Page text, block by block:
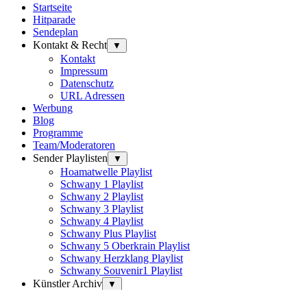
Startseite
Hitparade
Sendeplan
Kontakt & Recht
▼
Kontakt
Impressum
Datenschutz
URL Adressen
Werbung
Blog
Programme
Team/Moderatoren
Sender Playlisten
▼
Hoamatwelle Playlist
Schwany 1 Playlist
Schwany 2 Playlist
Schwany 3 Playlist
Schwany 4 Playlist
Schwany Plus Playlist
Schwany 5 Oberkrain Playlist
Schwany Herzklang Playlist
Schwany Souvenir1 Playlist
Künstler Archiv
▼